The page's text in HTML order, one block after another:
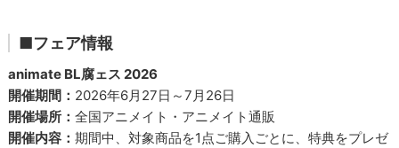
■フェア情報
animate BL腐ェス 2026
開催期間： 2026年6月27日～7月26日
開催場所：全国アニメイト・アニメイト通販
開催内容：期間中、対象商品を1点ご購入ごとに、特典をプレゼ